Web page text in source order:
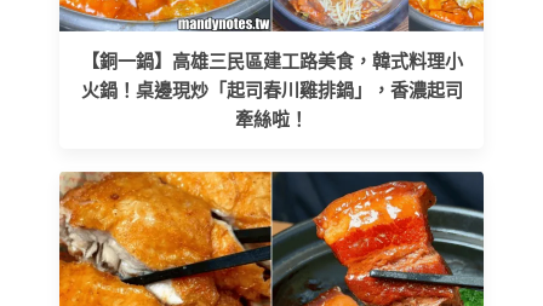
【銅一鍋】高雄三民區建工路美食，韓式料理小
火鍋！桌邊現炒「起司春川雞排鍋」，香濃起司
牽絲啦！